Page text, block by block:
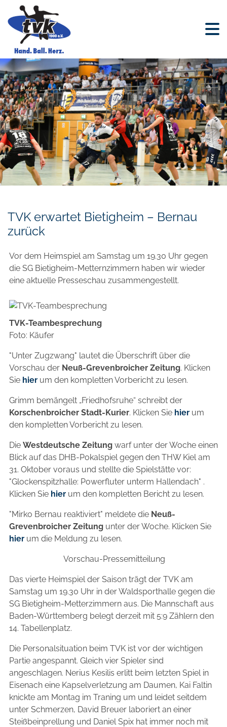
TVK erwartet Bietigheim – Bernau
zurück
Vor dem Heimspiel am Samstag um 19.30 Uhr gegen
die SG Bietigheim-Metternzimmern haben wir wieder
eine aktuelle Presseschau zusammengestellt.
TVK-Teambesprechung
Foto: Käufer
"Unter Zugzwang" lautet die Überschrift über die
Vorschau der Neuß-Grevenbroicher Zeitung. Klicken
Sie hier um den kompletten Vorbericht zu lesen.
Grimm bemängelt „Friedhofsruhe“ schreibt der
Korschenbroicher Stadt-Kurier. Klicken Sie hier um
den kompletten Vorbericht zu lesen.
Die Westdeutsche Zeitung warf unter der Woche einen
Blick auf das DHB-Pokalspiel gegen den THW Kiel am
31. Oktober voraus und stellte die Spielstätte vor:
"Glockenspitzhalle: Powerfluter unterm Hallendach" .
Klicken Sie hier um den kompletten Bericht zu lesen.
"Mirko Bernau reaktiviert" meldete die Neuß-
Grevenbroicher Zeitung unter der Woche. Klicken Sie
hier um die Meldung zu lesen.
Vorschau-Pressemitteilung
Das vierte Heimspiel der Saison trägt der TVK am
Samstag um 19.30 Uhr in der Waldsporthalle gegen die
SG Bietigheim-Metterzimmern aus. Die Mannschaft aus
Baden-Württemberg belegt derzeit mit 5:9 Zählern den
14. Tabellenplatz.
Die Personalsituation beim TVK ist vor der wichtigen
Partie angespannt. Gleich vier Spieler sind
angeschlagen. Nerius Kesilis erlitt beim letzten Spiel in
Eisenach eine Kapselverletzung am Daumen, Kai Faltin
knickte am Montag im Traning um und leidet seitdem
unter Schmerzen, David Breuer laboriert an einer
Steißbeinprellung und Daniel Spix hat immer noch mit